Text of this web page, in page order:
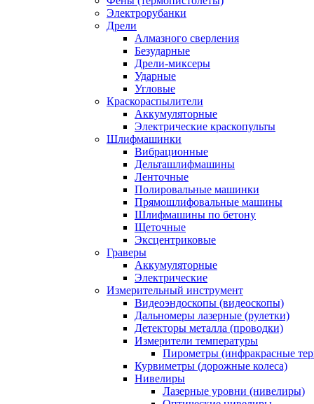
Электрорубанки
Дрели
Алмазного сверления
Безударные
Дрели-миксеры
Ударные
Угловые
Краскораспылители
Аккумуляторные
Электрические краскопульты
Шлифмашинки
Вибрационные
Дельташлифмашины
Ленточные
Полировальные машинки
Прямошлифовальные машины
Шлифмашины по бетону
Щеточные
Эксцентриковые
Граверы
Аккумуляторные
Электрические
Измерительный инструмент
Видеоэндоскопы (видеоскопы)
Дальномеры лазерные (рулетки)
Детекторы металла (проводки)
Измерители температуры
Пирометры (инфракрасные
Курвиметры (дорожные колеса)
Нивелиры
Лазерные уровни (нивелиры)